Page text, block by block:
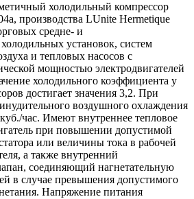
холодильный компрессор
производства LUnite Hermetique
средне- и
установок, систем
и тепловых насосов с
мощностью электродвигателей
холодильного коэффициента у
достигает значения 3,2. При
воздушного охлаждения
час. Имеют внутреннее тепловое
при повышении допустимой
или величины тока в рабочей
а также внутренний
соединяющий нагнетательную
в случае превышения допустимого
Напряжение питания